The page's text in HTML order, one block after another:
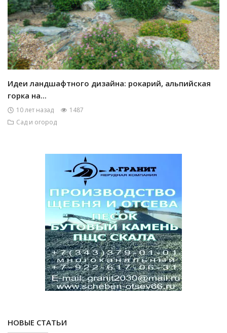
Идеи ландшафтного дизайна: рокарий, альпийская
горка на...
10 лет назад
1487
Сад и огород
НОВЫЕ СТАТЬИ